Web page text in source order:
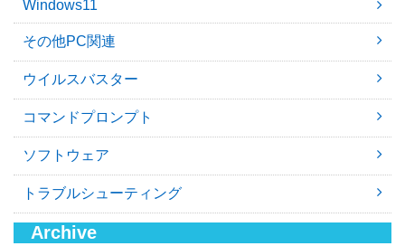
Windows11
その他PC関連
ウイルスバスター
コマンドプロンプト
ソフトウェア
トラブルシューティング
Archive